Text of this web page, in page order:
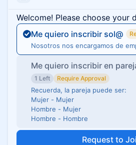
Welcome! Please choose your
Me quiero inscribir sol@
Nosotros nos encargamos de
Me quiero inscribir en
1 Left Require Approval
Recuerda, la pareja puede ser:
Mujer - Mujer
Hombre - Mujer
Hombre - Hombre
Request to